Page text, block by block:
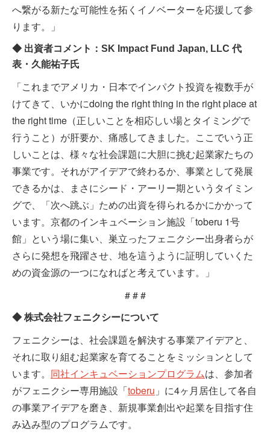
へ繋がる新たな可能性を拓くイノベーターを応援して参
ります。」
◆ 出資者コメント：SK Impact Fund Japan, LLC 代
表・久能祐子氏
「これまでアメリカ・日本でインパクト投資を複数手が
けてきて、いかにdoing the right thing in the right place at
the right time（正しいことを相応しい場とタイミングで
行うこと）が肝要か、痛感してきました。ここでいう正
しいことは、様々な社会課題に大胆に挑む起業家たちの
事業です。それがアイデアで終わるか、事業として発展
できるかは、まさにシード・アーリー期というタイミン
グで、「次へ跳ぶ」ための出資を得られるかにかかって
います。京都のインキュベーション施設「toberu 1号
館」という場に集い、巣立ったフェニクシー出身者らが
さらに発想を飛躍させ、地を這うように証明していくた
めの資金源の一つになればと考えています。」
# # #
◆ 株式会社フェニクシーについて
フェニクシーは、社会課題を解決する事業アイデアと、
それに取り組む起業家を育てることをミッションとして
います。 同社インキュベーションプログラムは、参加者
がフェニクシー専用施設「toberu 」に4ヶ月居住して各自
の事業アイデアを磨き、新規事業創出や起業を目指す住
み込み型のプログラムです。